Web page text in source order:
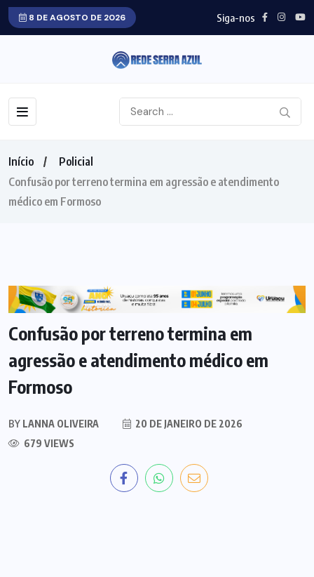
8 DE AGOSTO DE 2026 Siga-nos
Início
Policial
Confusão por terreno termina em agressão e atendimento
médico em Formoso
POLICIAL
Confusão por terreno termina em
agressão e atendimento médico em
Formoso
BY LANNA OLIVEIRA
20 DE JANEIRO DE 2026
679 VIEWS